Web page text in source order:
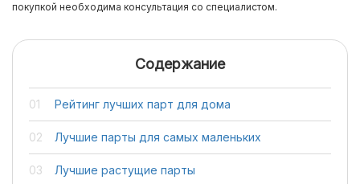
покупкой необходима консультация со специалистом.
Содержание
Рейтинг лучших парт для дома
Лучшие парты для самых маленьких
Лучшие растущие парты